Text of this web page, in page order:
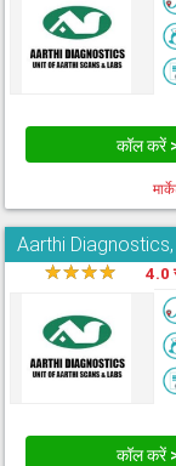
कॉल करें
Aarthi
★★★★ 4.0
कॉल करें